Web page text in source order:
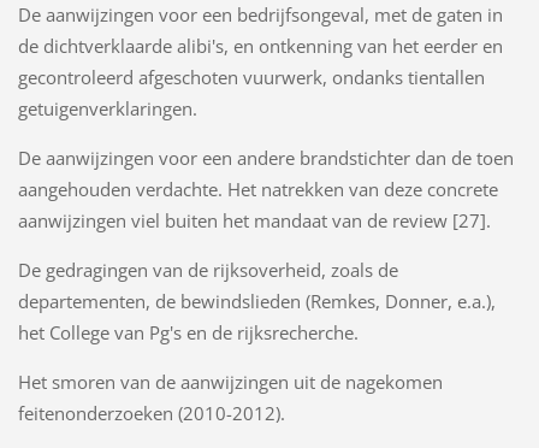
De aanwijzingen voor een bedrijfsongeval, met de gaten in
de dichtverklaarde alibi's, en ontkenning van het eerder en
gecontroleerd afgeschoten vuurwerk, ondanks tientallen
getuigenverklaringen.
De aanwijzingen voor een andere brandstichter dan de toen
aangehouden verdachte. Het natrekken van deze concrete
aanwijzingen viel buiten het mandaat van de review [27].
De gedragingen van de rijksoverheid, zoals de
departementen, de bewindslieden (Remkes, Donner, e.a.),
het College van Pg's en de rijksrecherche.
Het smoren van de aanwijzingen uit de nagekomen
feitenonderzoeken (2010-2012).